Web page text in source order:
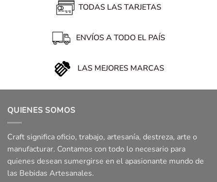
TODAS LAS TARJETAS
ENVÍOS A TODO EL PAÍS
LAS MEJORES MARCAS
QUIENES SOMOS
Craft significa oficio, trabajo, artesanía, destreza, arte o
manufacturar. Contamos con todo lo necesario para
quienes desean sumergirse en el apasionante mundo de
las Bebidas Artesanales.